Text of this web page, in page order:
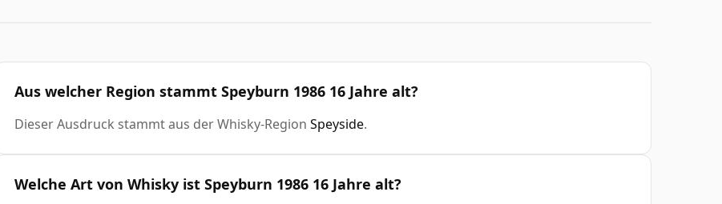
Aus welcher Region stammt Speyburn 1986 16 Jahre alt?
Dieser Ausdruck stammt aus der Whisky-Region Speyside.
Welche Art von Whisky ist Speyburn 1986 16 Jahre alt?